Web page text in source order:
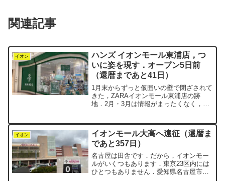
関連記事
イオン
ハンズ イオンモール東浦店，つ
いに姿を現す．オープン5日前
（還暦まであと41日）
1月末からずっと仮囲いの壁で閉ざされて
きた，ZARAイオンモール東浦店の跡
地．2月・3月は情報がまったくなく，次
ることが判明し，さらに2ヶ月が流れまし
た．そして本日，...
イオン
イオンモール大高へ遠征（還暦ま
であと357日）
名古屋は田舎です．だから，イオンモー
ルがいくつもあります．東京23区内には
ひとつもありません．愛知県名古屋市緑